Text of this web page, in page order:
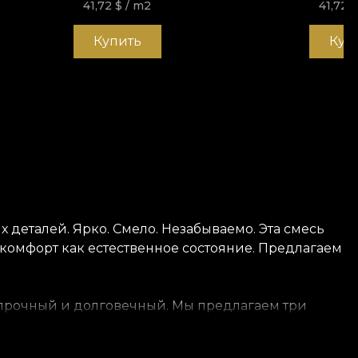
41,72$ / m2
Купить
41,72
Ярко. Смело. Незабываемо. Эта смесь
как естественное состояние. Предлагаем
и долговечный. Мы предлагаем три
стены текстурой, напоминающей